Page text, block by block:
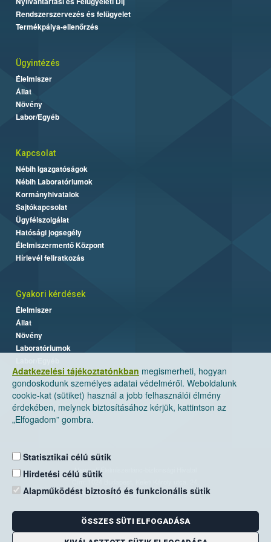
Adatkezelési tájékoztatónkban megismerheti, hogyan
gondoskodunk személyes adatai védelméről. Weboldalunk
cookie-kat (sütiket) használ a jobb felhasználói élmény
érdekében, melynek biztosításához kérjük, kattintson az
„Elfogadom” gombra.
Statisztikai célú sütik
Hirdetési célú sütik
Alapműködést biztosító és funkcionális sütik
ÖSSZES SÜTI ELFOGADÁSA
Rendszerszervezés és felügyelet
Termékpálya-ellenőrzés
Ügyintézés
Élelmiszer
Állat
Növény
Labor/Egyéb
Kapcsolat
Nébih Igazgatóságok
Nébih Laboratóriumok
Kormányhivatalok
Sajtókapcsolat
Ügyfélszolgálat
Hatósági jogsegély
Élelmiszermentő Központ
Hírlevél feliratkozás
Gyakori kérdések
Élelmiszer
Állat
Növény
Laboratóriumok
Nemzeti Élelmiszerlánc-biztonsági Hivatal
Levelezési cím: 1525 Budapest. Pf. 30.
E-mail:ugyfelszolgalat@nebih.gov.hu
Zöld szám: 06-80/263-244